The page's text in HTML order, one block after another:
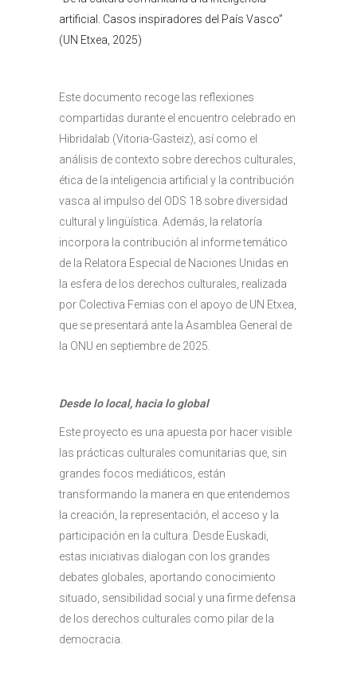
artificial. Casos inspiradores del País Vasco”
(UN Etxea, 2025)
Este documento recoge las reflexiones
compartidas durante el encuentro celebrado en
Hibridalab (Vitoria-Gasteiz), así como el
análisis de contexto sobre derechos culturales,
ética de la inteligencia artificial y la contribución
vasca al impulso del ODS 18 sobre diversidad
cultural y lingüística. Además, la relatoría
incorpora la contribución al informe temático
de la Relatora Especial de Naciones Unidas en
la esfera de los derechos culturales, realizada
por Colectiva Femias con el apoyo de UN Etxea,
que se presentará ante la Asamblea General de
la ONU en septiembre de 2025.
Desde lo local, hacia lo global
Este proyecto es una apuesta por hacer visible
las prácticas culturales comunitarias que, sin
grandes focos mediáticos, están
transformando la manera en que entendemos
la creación, la representación, el acceso y la
participación en la cultura. Desde Euskadi,
estas iniciativas dialogan con los grandes
debates globales, aportando conocimiento
situado, sensibilidad social y una firme defensa
de los derechos culturales como pilar de la
democracia.